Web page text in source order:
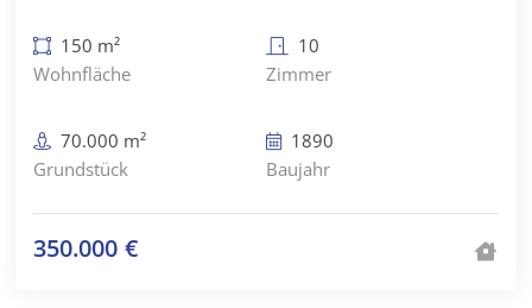
150 m²
Wohnfläche
10
Zimmer
70.000 m²
Grundstück
1890
Baujahr
350.000 €